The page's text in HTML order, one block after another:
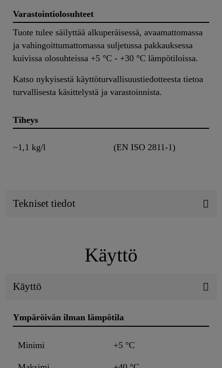
Varastointiolosuhteet
Tuote tulee säilyttää alkuperäisessä, avaamattomassa
ja vahingoittumattomassa suljetussa pakkauksessa
kuivissa olosuhteissa +5 °C - +30 °C lämpötiloissa.
Katso nykyisestä käyttöturvallisuustiedotteesta tietoa
turvallisesta käsittelystä ja varastoinnista.
Tiheys
~1,1 kg/l (EN ISO 2811-1)
Tekniset tiedot
Käyttö
Käyttö
Ympäröivän ilman lämpötila
Minimi +5 °C